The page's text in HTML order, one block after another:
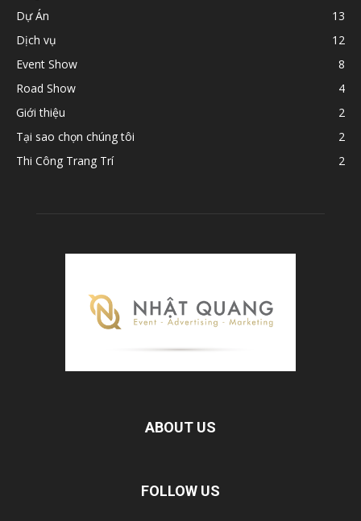
Dự Án
13
Dịch vụ
12
Event Show
8
Road Show
4
Giới thiệu
2
Tại sao chọn chúng tôi
2
Thi Công Trang Trí
2
ABOUT US
FOLLOW US